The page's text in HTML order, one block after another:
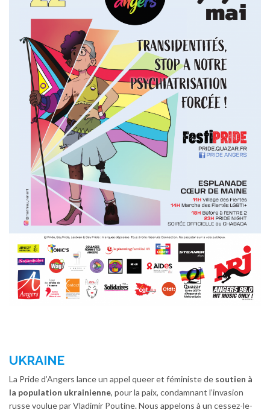
UKRAINE
La Pride d’Angers lance un appel queer et féministe de soutien à
la population ukrainienne, pour la paix, condamnant l’invasion
russe voulue par Vladimir Poutine. Nous appelons à un cessez-le-